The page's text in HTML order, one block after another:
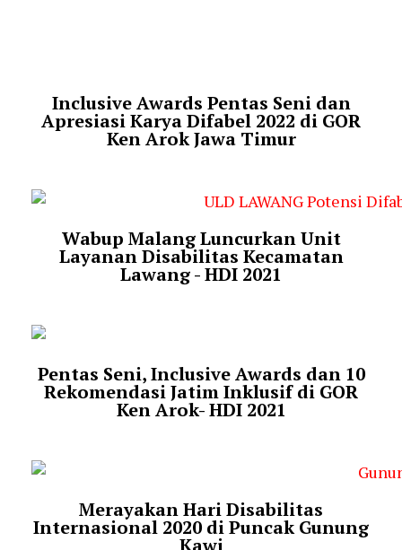
Inclusive Awards Pentas Seni dan
Apresiasi Karya Difabel 2022 di GOR
Ken Arok Jawa Timur
Wabup Malang Luncurkan Unit
Layanan Disabilitas Kecamatan
Lawang - HDI 2021
Pentas Seni, Inclusive Awards dan 10
Rekomendasi Jatim Inklusif di GOR
Ken Arok- HDI 2021
Merayakan Hari Disabilitas
Internasional 2020 di Puncak Gunung
Kawi